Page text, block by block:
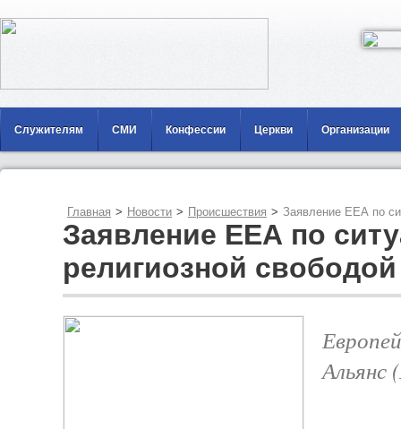
Служителям СМИ Конфессии Церкви Организации
Главная > Новости > Происшествия > Заявление ЕЕА по
Заявление ЕЕА по
религиозной
Альянс